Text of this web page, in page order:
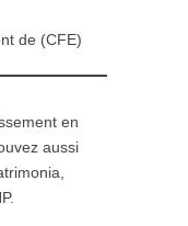
de (CFE)
en
aussi